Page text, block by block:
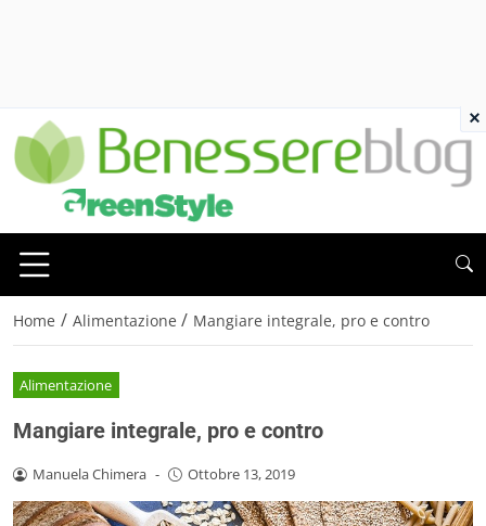
Home / Alimentazione / Mangiare integrale, pro e contro
Alimentazione
Mangiare integrale, pro e contro
Manuela Chimera - Ottobre 13, 2019
×